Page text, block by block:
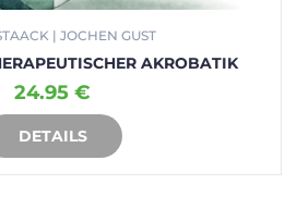
| JOCHEN GUST
AKROBATIK
24.95 €
DETAILS
WARENKORB